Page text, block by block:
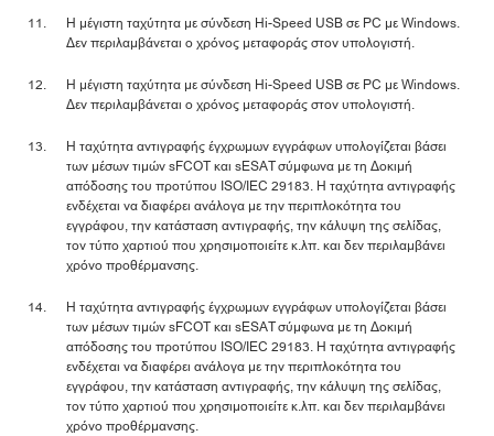
Η μέγιστη ταχύτητα με σύνδεση Hi-Speed USB σε PC με Windows.
Δεν περιλαμβάνεται ο χρόνος μεταφοράς στον υπολογιστή.
Η μέγιστη ταχύτητα με σύνδεση Hi-Speed USB σε PC με Windows.
Δεν περιλαμβάνεται ο χρόνος μεταφοράς στον υπολογιστή.
Η ταχύτητα αντιγραφής έγχρωμων εγγράφων υπολογίζεται βάσει
των μέσων τιμών sFCOT και sESAT σύμφωνα με τη Δοκιμή
απόδοσης του προτύπου ISO/IEC 29183. Η ταχύτητα αντιγραφής
ενδέχεται να διαφέρει ανάλογα με την περιπλοκότητα του
εγγράφου, την κατάσταση αντιγραφής, την κάλυψη της σελίδας,
τον τύπο χαρτιού που χρησιμοποιείτε κ.λπ. και δεν περιλαμβάνει
χρόνο προθέρμανσης.
Η ταχύτητα αντιγραφής έγχρωμων εγγράφων υπολογίζεται βάσει
των μέσων τιμών sFCOT και sESAT σύμφωνα με τη Δοκιμή
απόδοσης του προτύπου ISO/IEC 29183. Η ταχύτητα αντιγραφής
ενδέχεται να διαφέρει ανάλογα με την περιπλοκότητα του
εγγράφου, την κατάσταση αντιγραφής, την κάλυψη της σελίδας,
τον τύπο χαρτιού που χρησιμοποιείτε κ.λπ. και δεν περιλαμβάνει
χρόνο προθέρμανσης.